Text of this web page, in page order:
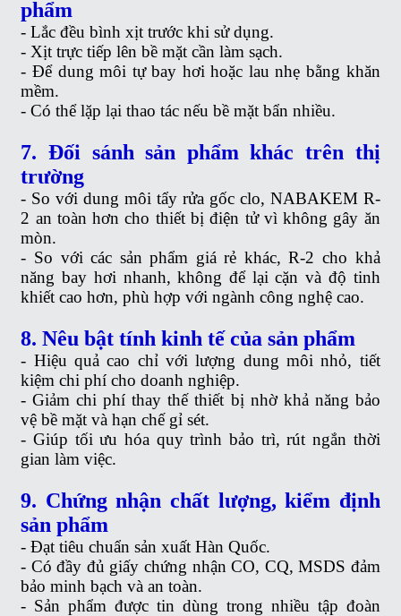
phẩm
- Lắc đều bình xịt trước khi sử dụng.
- Xịt trực tiếp lên bề mặt cần làm sạch.
- Để dung môi tự bay hơi hoặc lau nhẹ bằng khăn
mềm.
- Có thể lặp lại thao tác nếu bề mặt bẩn nhiều.
7. Đối sánh sản phẩm khác trên thị
trường
- So với dung môi tẩy rửa gốc clo, NABAKEM R-
2 an toàn hơn cho thiết bị điện tử vì không gây ăn
mòn.
- So với các sản phẩm giá rẻ khác, R-2 cho khả
năng bay hơi nhanh, không để lại cặn và độ tinh
khiết cao hơn, phù hợp với ngành công nghệ cao.
8. Nêu bật tính kinh tế của sản phẩm
- Hiệu quả cao chỉ với lượng dung môi nhỏ, tiết
kiệm chi phí cho doanh nghiệp.
- Giảm chi phí thay thế thiết bị nhờ khả năng bảo
vệ bề mặt và hạn chế gỉ sét.
- Giúp tối ưu hóa quy trình bảo trì, rút ngắn thời
gian làm việc.
9. Chứng nhận chất lượng, kiểm định
sản phẩm
- Đạt tiêu chuẩn sản xuất Hàn Quốc.
- Có đầy đủ giấy chứng nhận CO, CQ, MSDS đảm
bảo minh bạch và an toàn.
- Sản phẩm được tin dùng trong nhiều tập đoàn